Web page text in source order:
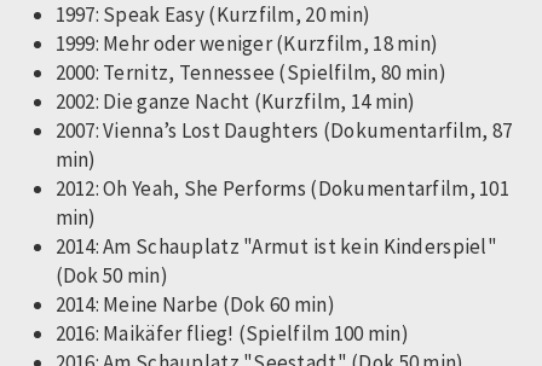
1997: Speak Easy (Kurzfilm, 20 min)
1999: Mehr oder weniger (Kurzfilm, 18 min)
2000: Ternitz, Tennessee (Spielfilm, 80 min)
2002: Die ganze Nacht (Kurzfilm, 14 min)
2007: Vienna’s Lost Daughters (Dokumentarfilm, 87
min)
2012: Oh Yeah, She Performs (Dokumentarfilm, 101
min)
2014: Am Schauplatz "Armut ist kein Kinderspiel"
(Dok 50 min)
2014: Meine Narbe (Dok 60 min)
2016: Maikäfer flieg! (Spielfilm 100 min)